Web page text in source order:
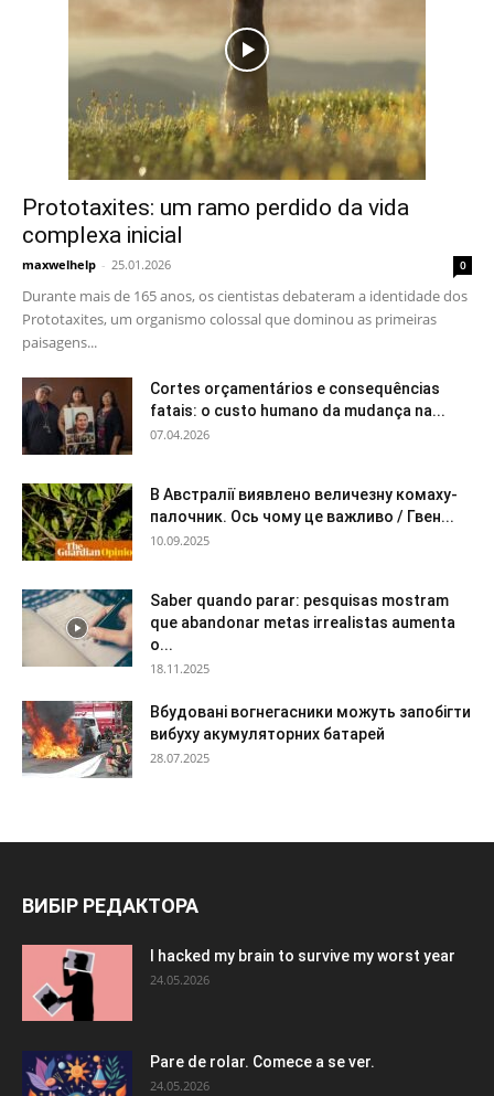
Prototaxites: um ramo perdido da vida
complexa inicial
maxwelhelp - 25.01.2026 0
Durante mais de 165 anos, os cientistas debateram a identidade dos
Prototaxites, um organismo colossal que dominou as primeiras
paisagens...
Cortes orçamentários e consequências
fatais: o custo humano da mudança na...
07.04.2026
В Австралії виявлено величезну комаху-
палочник. Ось чому це важливо / Гвен...
10.09.2025
Saber quando parar: pesquisas mostram
que abandonar metas irrealistas aumenta
o...
18.11.2025
Вбудовані вогнегасники можуть запобігти
вибуху акумуляторних батарей
28.07.2025
ВИБІР РЕДАКТОРА
I hacked my brain to survive my worst year
24.05.2026
Pare de rolar. Comece a se ver.
24.05.2026